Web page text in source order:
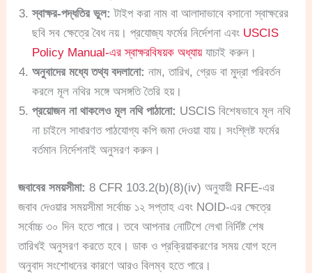
স্বাক্ষর-পদ্ধতির ভুল: টাইপ করা নাম বা আলাদাভাবে বসানো স্বাক্ষরের
ছবি সব ক্ষেত্রে বৈধ নয়। প্রযোজ্য ফর্মের নির্দেশনা এবং USCIS
Policy Manual-এর স্বাক্ষরবিষয়ক অধ্যায়যাচাই করুন।
অনুবাদের মধ্যে তথ্য বদলানো: নাম, তারিখ, গ্রেড বা মুদ্রা পরিবর্তন
করলে মূল নথির সঙ্গে অসঙ্গতি তৈরি হয়।
প্রয়োজন না থাকলেও মূল নথি পাঠানো: USCIS বিশেষভাবে মূল নথি
না চাইলে সাধারণত পাঠযোগ্য কপি জমা দেওয়া যায়। সংশ্লিষ্ট ফর্মের
বর্তমান নির্দেশনাই অনুসরণ করুন।
জবাবের সময়সীমা: 8 CFR 103.2(b)(8)(iv) অনুযায়ী RFE-এর
জবাব দেওয়ার সময়সীমা সর্বোচ্চ ১২ সপ্তাহ এবং NOID-এর ক্ষেত্রে
সর্বোচ্চ ৩০ দিন হতে পারে। তবে আপনার নোটিশে লেখা নির্দিষ্ট শেষ
তারিখই অনুসরণ করতে হবে। ডাক ও প্রক্রিয়াকরণের সময় যোগ হলে
অনুবাদ সংশোধনের কারণে আরও বিলম্ব হতে পারে।